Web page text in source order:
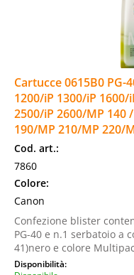
Cartucce 0615B0 PG-
1200/iP 1300/iP 1600/
2500/iP 2600/MP 140
190/MP 210/MP 220/
Cod. art.:
7860
Colore:
Canon
Confezione blister
PG-40 e n.1 serbatoio a
41)nero e colore
Disponibilità: